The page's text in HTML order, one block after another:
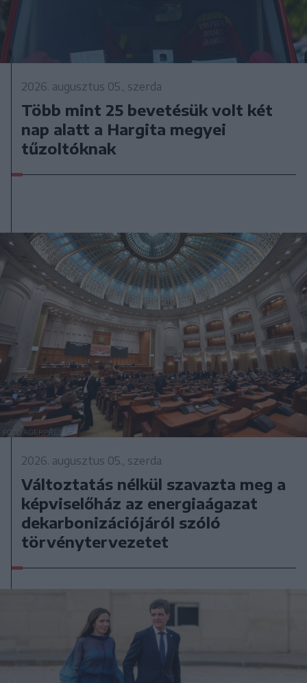
2026. augusztus 05., szerda
Több mint 25 bevetésük volt két
nap alatt a Hargita megyei
tűzoltóknak
2026. augusztus 05., szerda
Változtatás nélkül szavazta meg a
képviselőház az energiaágazat
dekarbonizációjáról szóló
törvénytervezetet